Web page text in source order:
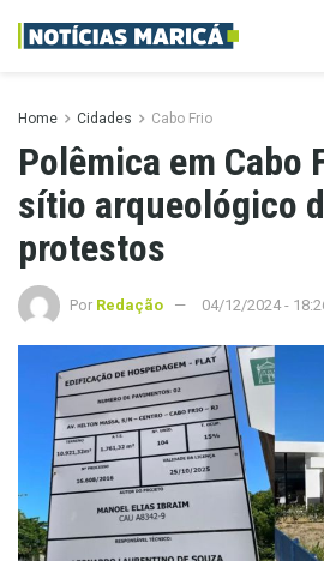
Home Cidades Cabo Frio
Polêmica em Cabo
sítio arqueológico
protestos
Por Redação 04/12/2024 -